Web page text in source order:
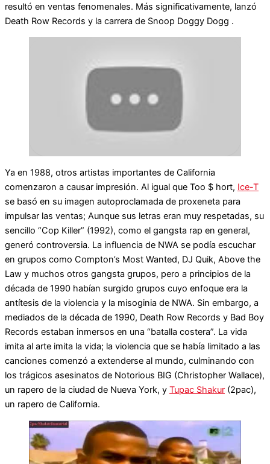
resultó en ventas fenomenales. Más significativamente, lanzó
Death Row Records y la carrera de Snoop Doggy Dogg .
Ya en 1988, otros artistas importantes de California
comenzaron a causar impresión. Al igual que Too $ hort, Ice-T
se basó en su imagen autoproclamada de proxeneta para
impulsar las ventas; Aunque sus letras eran muy respetadas, su
sencillo “Cop Killer” (1992), como el gangsta rap en general,
generó controversia. La influencia de NWA se podía escuchar
en grupos como Compton’s Most Wanted, DJ Quik, Above the
Law y muchos otros gangsta grupos, pero a principios de la
década de 1990 habían surgido grupos cuyo enfoque era la
antítesis de la violencia y la misoginia de NWA. Sin embargo, a
mediados de la década de 1990, Death Row Records y Bad Boy
Records estaban inmersos en una “batalla costera”. La vida
imita al arte imita la vida; la violencia que se había limitado a las
canciones comenzó a extenderse al mundo, culminando con
los trágicos asesinatos de Notorious BIG (Christopher Wallace),
un rapero de la ciudad de Nueva York, y Tupac Shakur (2pac),
un rapero de California.